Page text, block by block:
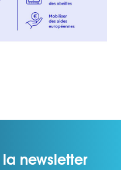
la newsletter